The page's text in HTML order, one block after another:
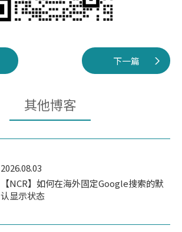
下一篇
其他博客
2026.08.03
【NCR】如何在海外固定Google搜索的默
认显示状态